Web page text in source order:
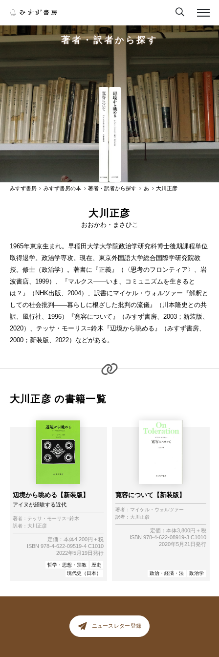
著者・訳者から探す
みすず書房 みすず書房の本 著者・訳者から探す あ 大川正彦
大川正彦
おおかわ・まさひこ
1965年東京生まれ。早稲田大学大学院政治学研究科博士後期課程単位
取得退学。政治学専攻。現在、東京外国語大学総合国際学研究院教
授。修士（政治学）。著書に『正義』（〈思考のフロンティア〉、岩
波書店、1999）、『マルクス——いま、コミュニズムを生きると
は？』（NHK出版、2004）、訳書にマイケル・ウォルツァー『解釈と
しての社会批判——暮らしに根ざした批判の流儀』（川本隆史との共
訳、風行社、1996）『寛容について』（みすず書房、2003；新装版、
2020）、テッサ・モーリス=鈴木『辺境から眺める』（みすず書房、
2000；新装版、2022）などがある。
大川正彦 の書籍一覧
辺境から眺める【新装版】
アイヌが経験する近代
著者： テッサ・モーリス=鈴木
訳者： 大川正彦
定価：本体4,200円＋税
ISBN 978-4-622-09519-4 C1010
2022年5月19日発行
哲学・思想・宗教
歴史
現代史（日本）
寛容について【新装版】
著者： マイケル・ウォルツァー
訳者： 大川正彦
定価：本体3,800円＋税
ISBN 978-4-622-08919-3 C1010
2020年5月21日発行
政治・経済・法 政治学
ニュースレター登録